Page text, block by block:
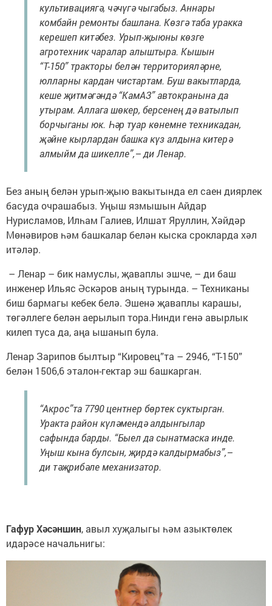
культивациягә, чәчүгә чыгабыз. Аннары
комбайн ремонты башлана. Көзгә таба уракка
керешеп китәбез. Урып-җыюны көзге
агротехник чаралар алыштыра. Кышын
“Т-150” тракторы белән территорияләрне,
юлларны кардан чистартам. Буш вакытларда,
кеше җитмәгәндә “КамАЗ” автокранына да
утырам. Аллага шөкер, берсенең дә ватылып
борчыганы юк. Һәр туар көнемне техникадан,
җәйне кырлардан башка күз алдына китерә
алмыйм да шикелле”,– ди Ленар.
Без аның белән урып-җыю вакытында ел саен диярлек
басуда очрашабыз. Уңыш язмышын Айдар
Нурисламов, Илһам Галиев, Илшат Яруллин, Хәйдәр
Мөнәвиров һәм башкалар белән кыска срокларда хәл
итәләр.
– Ленар – бик намуслы, җаваплы эшче, – ди баш
инженер Ильяс Әскәров аның турында. – Техниканы
биш бармагы кебек белә. Эшенә җаваплы карашы,
төгәллеге белән аерылып тора.Нинди генә авырлык
килеп туса да, аңа ышанып була.
Ленар Зарипов былтыр “Кировец”та – 2946, “Т-150”
белән 1506,6 эталон-гектар эш башкарган.
“Акрос”та 7790 центнер бөртек суктырган.
Уракта район күләмендә алдынгылар
сафында барды. “Быел да сынатмаска инде.
Уңыш кына булсын, җирдә калдырмабыз”,–
ди тәҗрибәле механизатор.
Гафур Хәсәншин, авыл хуҗалыгы һәм азыктөлек
идарәсе начальнигы: